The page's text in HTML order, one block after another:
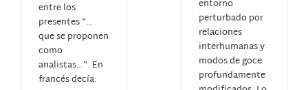
entre los
presentes “…
que se proponen
como
analistas…”. En
francés decía:
entorno
perturbado por
relaciones
interhumanas y
modos de goce
profundamente